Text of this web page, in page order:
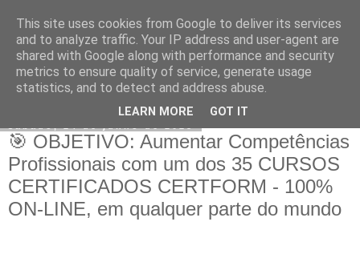
CERTFORM
🎯 OBJETIVO: Aumentar Competências
Profissionais com um dos 35 CURSOS
CERTIFICADOS CERTFORM - 100%
ON-LINE, em qualquer parte do mundo
This site uses cookies from Google to deliver its services
and to analyze traffic. Your IP address and user-agent are
shared with Google along with performance and security
metrics to ensure quality of service, generate usage
statistics, and to detect and address abuse.
LEARN MORE GOT IT